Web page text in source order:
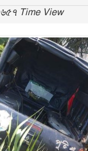
Time View